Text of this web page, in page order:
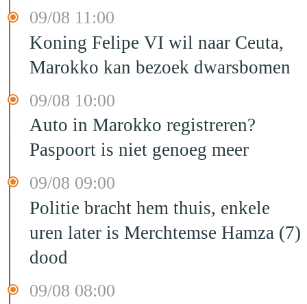
09/08 11:00
Koning Felipe VI wil naar Ceuta,
Marokko kan bezoek dwarsbomen
09/08 10:00
Auto in Marokko registreren?
Paspoort is niet genoeg meer
09/08 09:00
Politie bracht hem thuis, enkele
uren later is Merchtemse Hamza (7)
dood
09/08 08:00